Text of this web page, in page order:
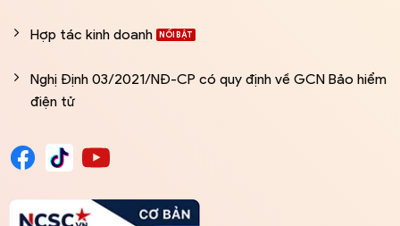
Hợp tác kinh doanh
Nghị Định 03/2021/NĐ-CP có quy định về GCN Bảo hiểm
điện tử